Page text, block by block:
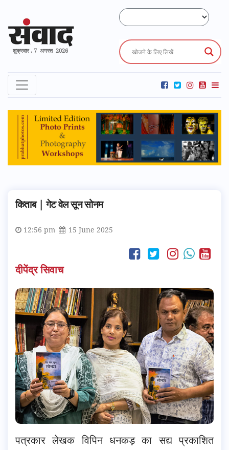
शुक्रवार , 7 अगस्त 2026
किताब | गेट वेल सून सोनम
12:56 pm 15 June 2025
दीपेंद्र सिवाच
पत्रकार लेखक विपिन धनकड़ का सद्य प्रकाशित